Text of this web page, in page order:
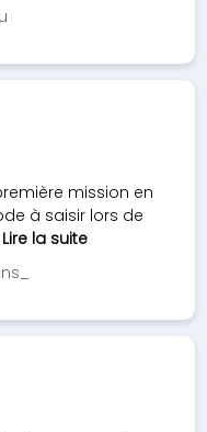
mission en
à saisir lors de
Lire la suite